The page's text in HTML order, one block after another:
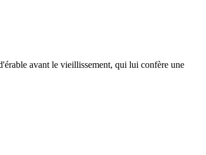
avant le vieillissement, qui lui confère une